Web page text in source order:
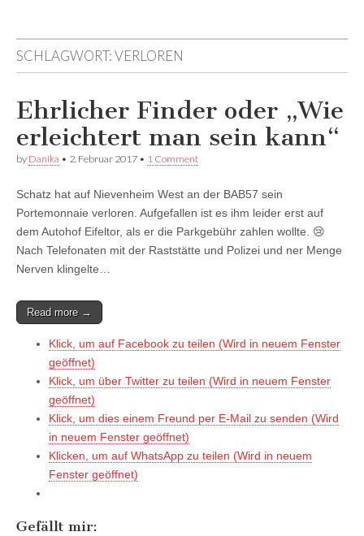
SCHLAGWORT:VERLOREN
Ehrlicher Finder oder „Wie
erleichtert man sein kann“
by Danika • 2. Februar 2017 • 1 Comment
Schatz hat auf Nievenheim West an der BAB57 sein
Portemonnaie verloren. Aufgefallen ist es ihm leider erst auf
dem Autohof Eifeltor, als er die Parkgebühr zahlen wollte. 😢
Nach Telefonaten mit der Raststätte und Polizei und ner Menge
Nerven klingelte…
Read more →
Klick, um auf Facebook zu teilen (Wird in neuem Fenster
geöffnet)
Klick, um über Twitter zu teilen (Wird in neuem Fenster
geöffnet)
Klick, um dies einem Freund per E-Mail zu senden (Wird
in neuem Fenster geöffnet)
Klicken, um auf WhatsApp zu teilen (Wird in neuem
Fenster geöffnet)
Gefällt mir: